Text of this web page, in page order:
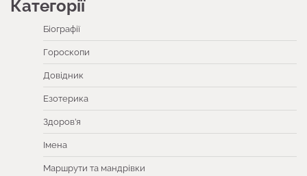
Категорії
Біографії
Гороскопи
Довідник
Езотерика
Здоров’я
Імена
Маршрути та мандрівки